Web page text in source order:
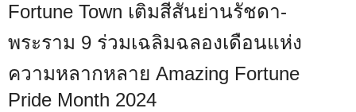
Fortune Town เติมสีสันย่านรัชดา-
พระราม 9 ร่วมเฉลิมฉลองเดือนแห่ง
ความหลากหลาย Amazing Fortune
Pride Month 2024